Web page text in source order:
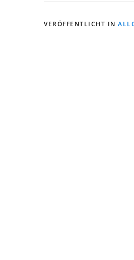
VERÖFFENTLICHT IN